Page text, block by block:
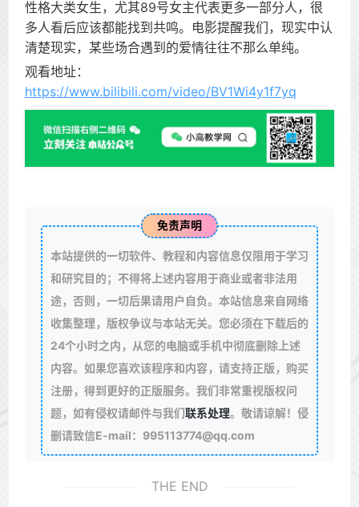
性格大类女生，尤其89号女主代表更多一部分人，很
多人看后应该都能找到共鸣。电影提醒我们，现实中认
清楚现实，某些场合遇到的爱情往往不那么单纯。
观看地址：
https://www.bilibili.com/video/BV1Wi4y1f7yq
免责声明
本站提供的一切软件、教程和内容信息仅限用于学习
和研究目的；不得将上述内容用于商业或者非法用
途，否则，一切后果请用户自负。本站信息来自网络
收集整理，版权争议与本站无关。您必须在下载后的
24个小时之内，从您的电脑或手机中彻底删除上述
内容。如果您喜欢该程序和内容，请支持正版，购买
注册，得到更好的正版服务。我们非常重视版权问
题，如有侵权请邮件与我们联系处理。敬请谅解！侵
删请致信E-mail：995113774@qq.com
THE END